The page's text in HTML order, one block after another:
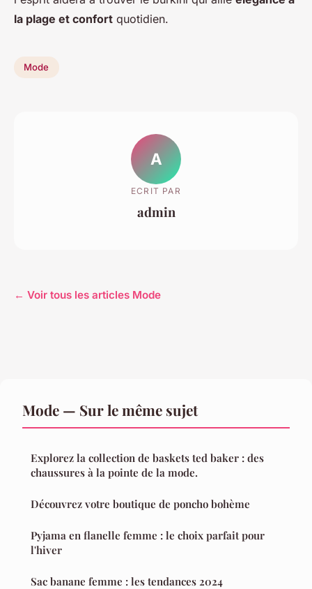
la plage et confort quotidien.
Mode
A
ECRIT PAR
admin
← Voir tous les articles Mode
Mode — Sur le même sujet
Explorez la collection de baskets ted baker : des
chaussures à la pointe de la mode.
Découvrez votre boutique de poncho bohème
Pyjama en flanelle femme : le choix parfait pour
l'hiver
Sac banane femme : les tendances 2024